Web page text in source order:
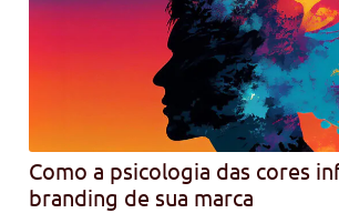
Como a psicologia das cores
branding de sua marca